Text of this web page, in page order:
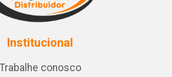
Institucional
Trabalhe conosco